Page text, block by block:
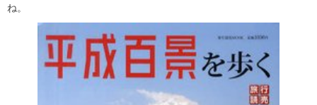
ね。